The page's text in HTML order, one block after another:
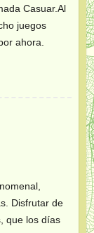
Casuar.Al
juegos
ahora.
Disfrutar de
que los días